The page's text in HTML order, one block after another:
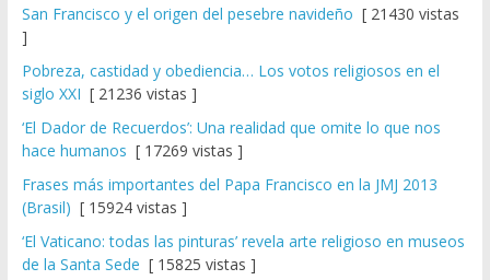
San Francisco y el origen del pesebre navideño [ 21430 vistas
]
Pobreza, castidad y obediencia… Los votos religiosos en el
siglo XXI [ 21236 vistas ]
‘El Dador de Recuerdos’: Una realidad que omite lo que nos
hace humanos [ 17269 vistas ]
Frases más importantes del Papa Francisco en la JMJ 2013
(Brasil) [ 15924 vistas ]
‘El Vaticano: todas las pinturas’ revela arte religioso en museos
de la Santa Sede [ 15825 vistas ]